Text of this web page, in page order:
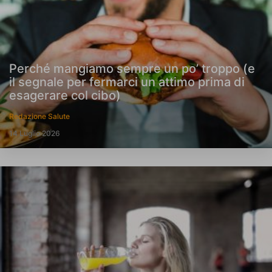
Perché mangiamo sempre un po’ troppo (e
il segnale per fermarci un attimo prima di
esagerare col cibo)
Redazione Salute
14 Luglio 2026